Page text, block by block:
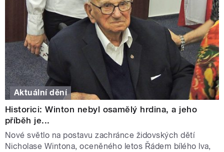
Aktuální dění
Historici: Winton nebyl osamělý hrdina, a jeho
příběh je...
Nové světlo na postavu zachránce židovských dětí
Nicholase Wintona, oceněného letos Řádem bílého lva,